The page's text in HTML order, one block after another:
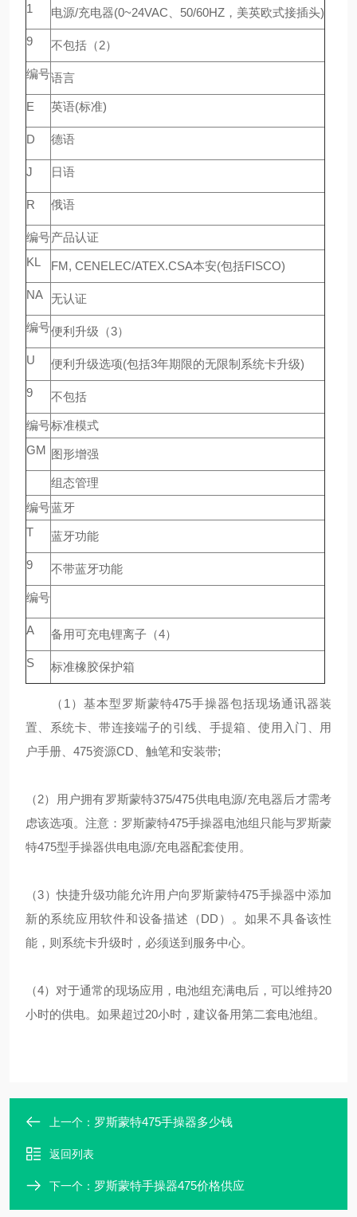
1 电源/充电器(0~24VAC、50/60HZ，美英欧式接插头)
9 不包括（2）
编号语言
E 英语(标准)
D 德语
J 日语
R 俄语
编号产品认证
KL
FM, CENELEC/ATEX.CSA本安(包括FISCO)
NA 无认证
编号便利升级（3）
U 便利升级选项(包括3年期限的无限制系统卡升级)
9 不包括
编号标准模式
GM 图形增强
组态管理
编号蓝牙
T
蓝牙功能
9 不带蓝牙功能
编号
A 备用可充电锂离子（4）
S 标准橡胶保护箱
（1）基本型罗斯蒙特475手操器包括现场通讯器装
置、系统卡、带连接端子的引线、手提箱、使用入门、用
户手册、475资源CD、触笔和安装带;
（2）用户拥有罗斯蒙特375/475供电电源/充电器后才需考
虑该选项。注意：罗斯蒙特475手操器电池组只能与罗斯蒙
特475型手操器供电电源/充电器配套使用。
（3）快捷升级功能允许用户向罗斯蒙特475手操器中添加
新的系统应用软件和设备描述（DD）。如果不具备该性
能，则系统卡升级时，必须送到服务中心。
（4）对于通常的现场应用，电池组充满电后，可以维持20
小时的供电。如果超过20小时，建议备用第二套电池组。
上一个： 罗斯蒙特475手操器多少钱
返回列表
下一个： 罗斯蒙特手操器475价格供应